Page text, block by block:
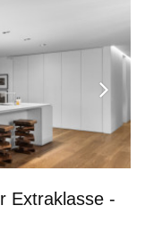
Extraklasse -